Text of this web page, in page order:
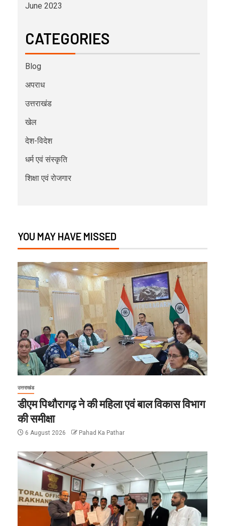
June 2023
CATEGORIES
Blog
अपराध
उत्तराखंड
खेल
देश-विदेश
धर्म एवं संस्कृति
शिक्षा एवं रोजगार
YOU MAY HAVE MISSED
उत्तराखंड
डीएम पिथौरागढ़ ने की महिला एवं बाल विकास विभाग
की समीक्षा
6 August 2026 Pahad Ka Pathar